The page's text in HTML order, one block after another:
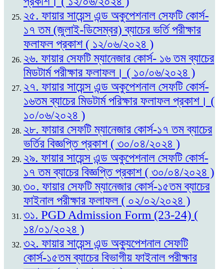
২৫. ফায়ার সায়েন্স এন্ড অকুপেশনাল সেফটি কোর্স-
১৭ তম (জুলাই-ডিসেম্বর) ব্যাচের ভর্তি পরীক্ষার
ফলাফল প্রকাশ ( ১২/০৬/২০২৪ )
২৬. ফায়ার সেফটি ম্যানেজার কোর্স- ১৬ তম ব্যাচের
মিডটার্ম পরীক্ষার ফলাফল। ( ১০/০৬/২০২৪ )
২৭. ফায়ার সায়েন্স এন্ড অকুপেশনাল সেফটি কোর্স-
১৬তম ব্যাচের মিডটার্ম পরিক্ষার ফলাফল প্রকাশ। (
১০/০৬/২০২৪ )
২৮. ফায়ার সেফটি ম্যানেজার কোর্স-১৭ তম ব্যাচের
ভর্তির বিজ্ঞপ্তি প্রকাশ ( ৩০/০৪/২০২৪ )
২৯. ফায়ার সায়েন্স এন্ড অকুপেশনাল সেফটি কোর্স-
১৭ তম ব্যাচের বিজ্ঞপ্তি প্রকাশ ( ৩০/০৪/২০২৪ )
৩০. ফায়ার সেফটি ম্যানেজার কোর্স-১৫তম ব্যাচের
ফাইনাল পরীক্ষার ফলাফল ( ০২/০২/২০২৪ )
৩১. PGD Admission Form (23-24) (
১৪/০১/২০২৪ )
৩২. ফায়ার সায়েন্স এন্ড অক্যুপেশনাল সেফটি
কোর্স-১৫তম ব্যাচের বিভাগীয় ফাইনাল পরীক্ষার